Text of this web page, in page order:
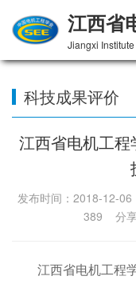
江西省
Jiangxi
科技成果评价
江西省电机工
发布时间：2018-12-
389 分享
江西省电机工程